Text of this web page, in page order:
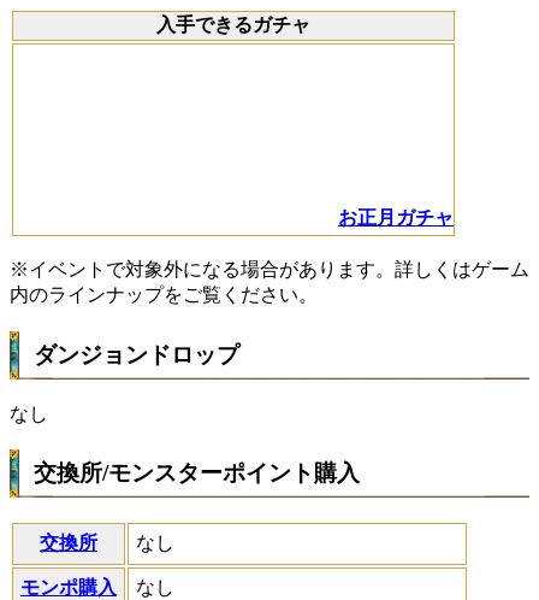
入手できるガチャ
お正月ガチャ
※イベントで対象外になる場合があります。詳しくはゲーム
内のラインナップをご覧ください。
ダンジョンドロップ
なし
交換所/モンスターポイント購入
交換所 なし
モンポ購入 なし